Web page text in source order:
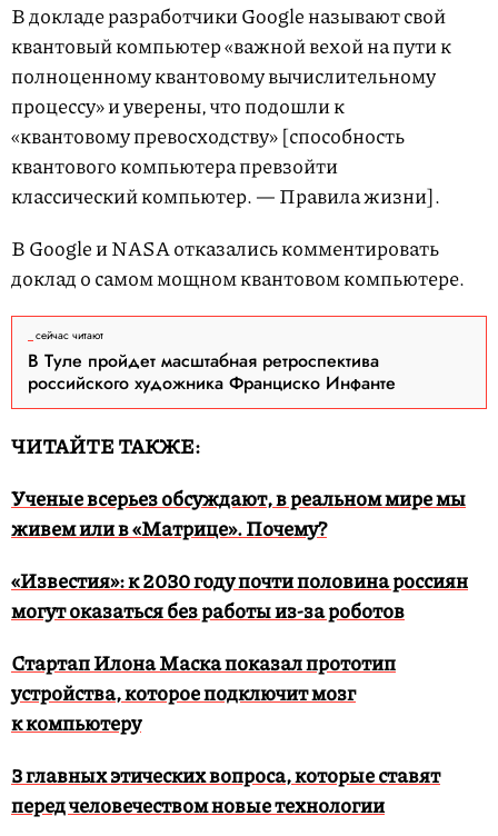
В докладе разработчики Google называют свой
квантовый компьютер «важной вехой на пути к
полноценному квантовому вычислительному
процессу» и уверены, что подошли к
«квантовому превосходству» [способность
квантового компьютера превзойти
классический компьютер. — Правила жизни].
В Google и NASA отказались комментировать
доклад о самом мощном квантовом компьютере.
сейчас читают
В Туле пройдет масштабная ретроспектива
российского художника Франциско Инфанте
ЧИТАЙТЕ ТАКЖЕ:
Ученые всерьез обсуждают, в реальном мире мы
живем или в «Матрице». Почему?
«Известия»: к 2030 году почти половина россиян
могут оказаться без работы из-за роботов
Стартап Илона Маска показал прототип
устройства, которое подключит мозг
к компьютеру
3 главных этических вопроса, которые ставят
перед человечеством новые технологии